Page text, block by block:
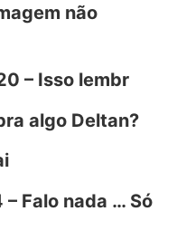
não
– Isso lembr
algo Deltan?
Falo nada … Só